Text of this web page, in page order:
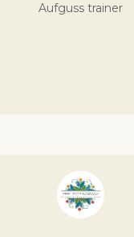
Aufguss trainer